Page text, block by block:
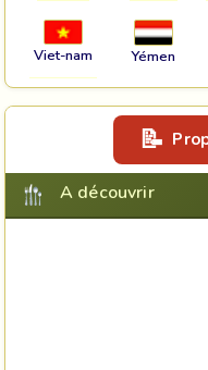
Viet-nam Yémen
A découvrir